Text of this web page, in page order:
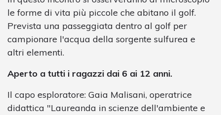
le forme di vita più piccole che abitano il golf.
Prevista una passeggiata dentro al golf per
campionare l'acqua della sorgente sulfurea e
altri elementi.
Aperto a tutti i ragazzi dai 6 ai 12 anni.
Il capo esploratore: Gaia Malisani, operatrice
didattica "Laureanda in scienze dell'ambiente e